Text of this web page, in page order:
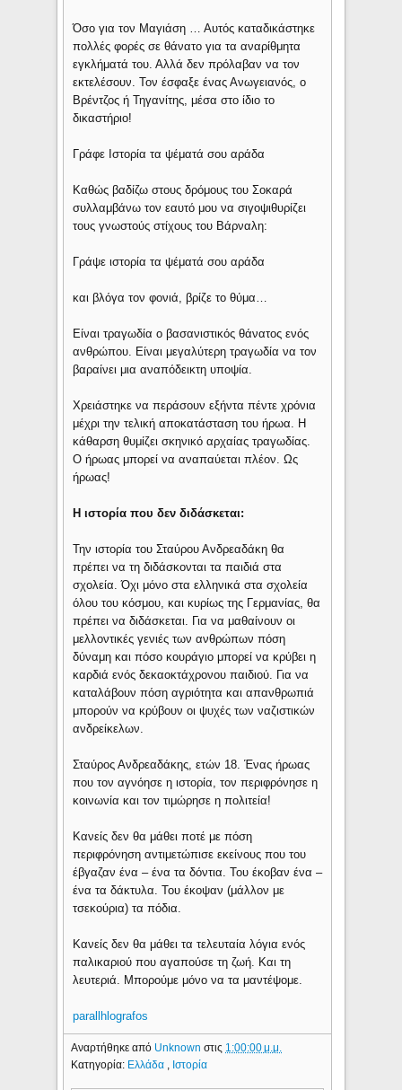
Όσο για τον Μαγιάση … Αυτός καταδικάστηκε
πολλές φορές σε θάνατο για τα αναρίθμητα
εγκλήματά του. Αλλά δεν πρόλαβαν να τον
εκτελέσουν. Τον έσφαξε ένας Ανωγειανός, ο
Βρέντζος ή Τηγανίτης, μέσα στο ίδιο το
δικαστήριο!
Γράφε Ιστορία τα ψέματά σου αράδα
Καθώς βαδίζω στους δρόμους του Σοκαρά
συλλαμβάνω τον εαυτό μου να σιγοψιθυρίζει
τους γνωστούς στίχους του Βάρναλη:
Γράψε ιστορία τα ψέματά σου αράδα
και βλόγα τον φονιά, βρίζε το θύμα…
Είναι τραγωδία ο βασανιστικός θάνατος ενός
ανθρώπου. Είναι μεγαλύτερη τραγωδία να τον
βαραίνει μια αναπόδεικτη υποψία.
Χρειάστηκε να περάσουν εξήντα πέντε χρόνια
μέχρι την τελική αποκατάσταση του ήρωα. Η
κάθαρση θυμίζει σκηνικό αρχαίας τραγωδίας.
Ο ήρωας μπορεί να αναπαύεται πλέον. Ως
ήρωας!
Η ιστορία που δεν διδάσκεται:
Την ιστορία του Σταύρου Ανδρεαδάκη θα
πρέπει να τη διδάσκονται τα παιδιά στα
σχολεία. Όχι μόνο στα ελληνικά στα σχολεία
όλου του κόσμου, και κυρίως της Γερμανίας, θα
πρέπει να διδάσκεται. Για να μαθαίνουν οι
μελλοντικές γενιές των ανθρώπων πόση
δύναμη και πόσο κουράγιο μπορεί να κρύβει η
καρδιά ενός δεκαοκτάχρονου παιδιού. Για να
καταλάβουν πόση αγριότητα και απανθρωπιά
μπορούν να κρύβουν οι ψυχές των ναζιστικών
ανδρείκελων.
Σταύρος Ανδρεαδάκης, ετών 18. Ένας ήρωας
που τον αγνόησε η ιστορία, τον περιφρόνησε η
κοινωνία και τον τιμώρησε η πολιτεία!
Κανείς δεν θα μάθει ποτέ με πόση
περιφρόνηση αντιμετώπισε εκείνους που του
έβγαζαν ένα – ένα τα δόντια. Του έκοβαν ένα –
ένα τα δάκτυλα. Του έκοψαν (μάλλον με
τσεκούρια) τα πόδια.
Κανείς δεν θα μάθει τα τελευταία λόγια ενός
παλικαριού που αγαπούσε τη ζωή. Και τη
λευτεριά. Μπορούμε μόνο να τα μαντέψομε.
parallhlografos
Αναρτήθηκε από Unknownστις 1:00:00 μ.μ.
Κατηγορία: Ελλάδα , Ιστορία